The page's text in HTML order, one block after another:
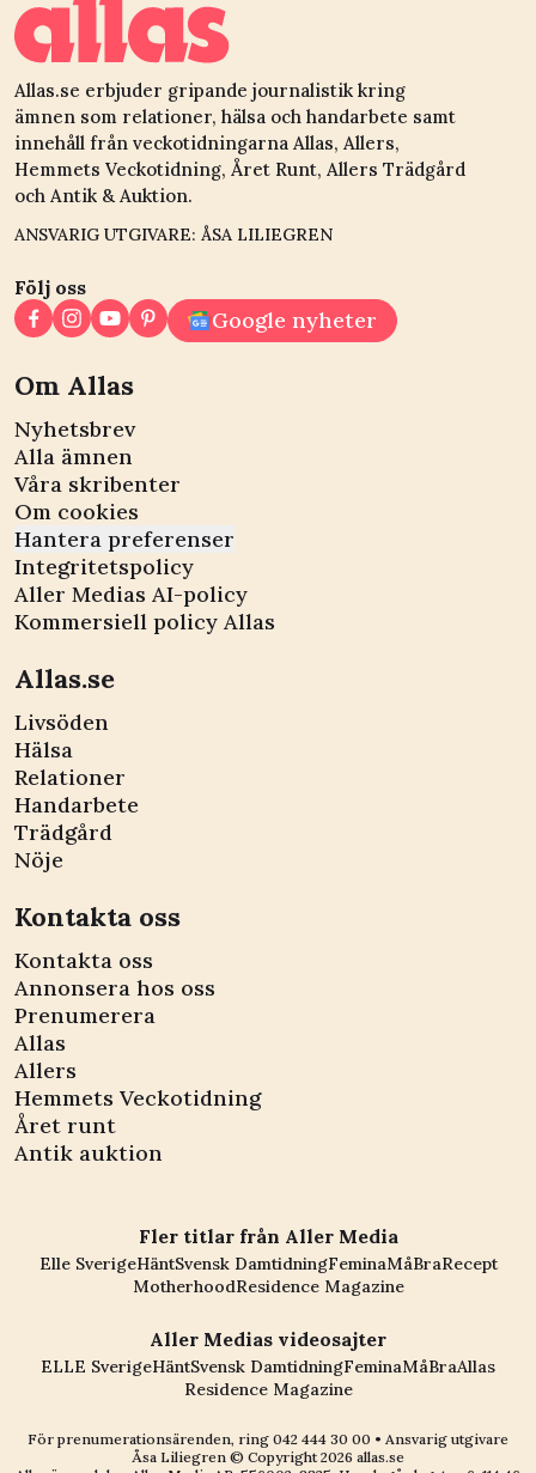
Allas.se erbjuder gripande journalistik kring
ämnen som relationer, hälsa och handarbete samt
innehåll från veckotidningarna Allas, Allers,
Hemmets Veckotidning, Året Runt, Allers Trädgård
och Antik & Auktion.
ANSVARIG UTGIVARE: ÅSA LILIEGREN
Följ oss
Google nyheter
Om Allas
Nyhetsbrev
Alla ämnen
Våra skribenter
Om cookies
Hantera preferenser
Integritetspolicy
Aller Medias AI-policy
Kommersiell policy Allas
Allas.se
Livsöden
Hälsa
Relationer
Handarbete
Trädgård
Nöje
Kontakta oss
Kontakta oss
Annonsera hos oss
Prenumerera
Allas
Allers
Hemmets Veckotidning
Året runt
Antik auktion
Fler titlar från Aller Media
Elle SverigeHäntSvensk DamtidningFeminaMåBraRecept
MotherhoodResidence Magazine
Aller Medias videosajter
ELLE SverigeHäntSvensk DamtidningFeminaMåBraAllas
Residence Magazine
För prenumerationsärenden, ring 042 444 30 00 • Ansvarig utgivare
Åsa Liliegren © Copyright2026 allas.se